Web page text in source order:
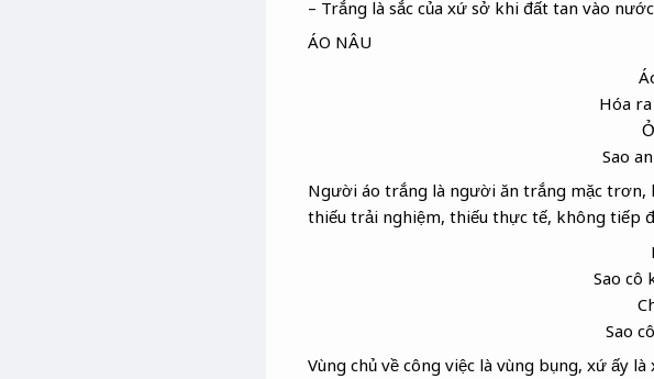
– Trắng là sắc của xứ sở khi đất tan vào
ÁO NÂU
Hóa
Sao
Người áo trắng là người ăn trắng mặc trơn,
thiếu trải nghiệm, thiếu thực tế, không tiếp
Sao cô
Sao
Vùng chủ về công việc là vùng bụng, xứ ấy